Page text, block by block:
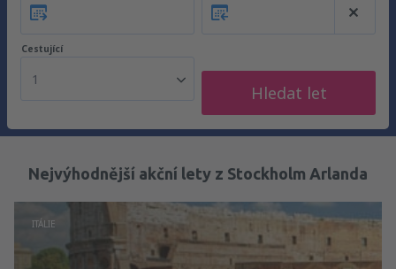
Cestující
1
Hledat let
Nejvýhodnější akční lety z Stockholm Arlanda
ITÁLIE